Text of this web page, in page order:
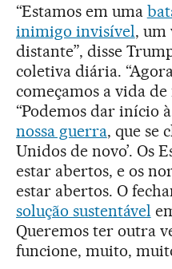
“Estamos em uma
inimigo invisível, um
distante”, disse
coletiva diária.
começamos a vida de
“Podemos dar início
nossa guerra, que se
Unidos de novo’. Os
estar abertos, e os
estar abertos. O
solução sustentável
Queremos ter outra
funcione, muito,